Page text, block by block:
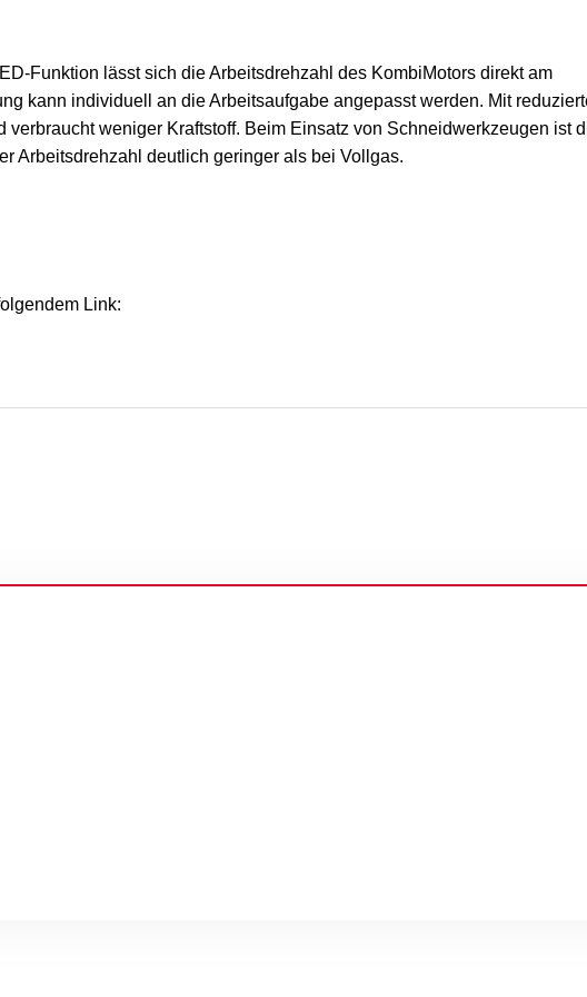
Funktion lässt sich die Arbeitsdrehzahl des KombiMotors direkt am
kann individuell an die Arbeitsaufgabe angepasst werden. Mit
verbraucht weniger Kraftstoff. Beim Einsatz von Schneidwerkzeugen ist
Arbeitsdrehzahl deutlich geringer als bei Vollgas.
Link: